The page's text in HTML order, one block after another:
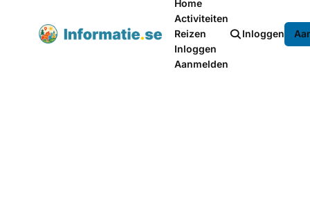
Home
Activiteiten
Reizen
Inloggen
Aanmelden
Inloggen